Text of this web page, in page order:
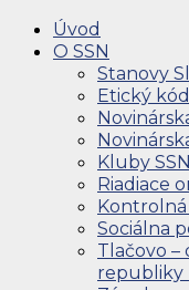
Úvod
O SSN
Stanovy
Etický
Kluby SSN
Riadiace
Kontrolná
Sociálna
Tlačovo –
republiky